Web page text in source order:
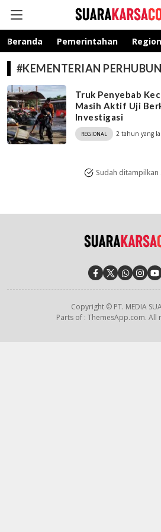
suarakarsa.com
Informasi terpercaya
Beranda Pemerintahan
#KEMENTERIAN
Truk Penyebab
Masih Aktif Uji
Investigasi
REGIONAL 2 tahun yang
Sudah ditampilkan
Copyright © PT. MEDIA
Parts of : ThemesApp.com. All